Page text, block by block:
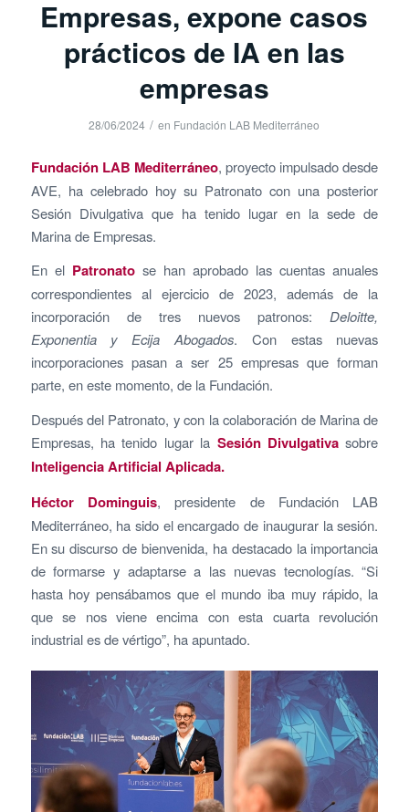
Empresas, expone casos
prácticos de IA en las
empresas
28/06/2024 / en Fundación LAB Mediterráneo
Fundación LAB Mediterráneo, proyecto impulsado desde
AVE, ha celebrado hoy su Patronato con una posterior
Sesión Divulgativa que ha tenido lugar en la sede de
Marina de Empresas.
En el Patronatose han aprobado las cuentas anuales
correspondientes al ejercicio de 2023, además de la
incorporación de tres nuevos patronos:Deloitte,
Exponentia y Ecija Abogados. Con estas nuevas
incorporaciones pasan a ser 25 empresas que forman
parte, en este momento, de la Fundación.
Después del Patronato, y con la colaboración de Marina de
Empresas, ha tenido lugar la Sesión Divulgativa sobre
Inteligencia Artificial Aplicada.
Héctor Dominguis, presidente de Fundación LAB
Mediterráneo, ha sido el encargado de inaugurar la sesión.
En su discurso de bienvenida, ha destacado la importancia
de formarse y adaptarse a las nuevas tecnologías. “Si
hasta hoy pensábamos que el mundo iba muy rápido, la
que se nos viene encima con esta cuarta revolución
industrial es de vértigo”, ha apuntado.